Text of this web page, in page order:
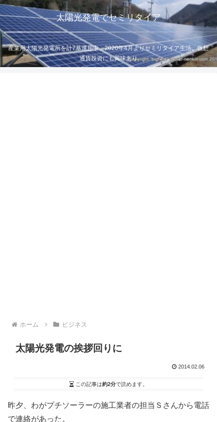
太陽光発電でセミリタイア
産業用太陽光発電所を計7基運用中。2020年4月よりセミリタイア生活。仮想
通貨投資にも興味あり
ホーム ビジネス
太陽光発電の挨拶回りに
2014.02.06
この記事は約2分で読めます。
昨夕、わがプチソーラーの施工業者の担当Ｓさんから電話
で連絡があった。